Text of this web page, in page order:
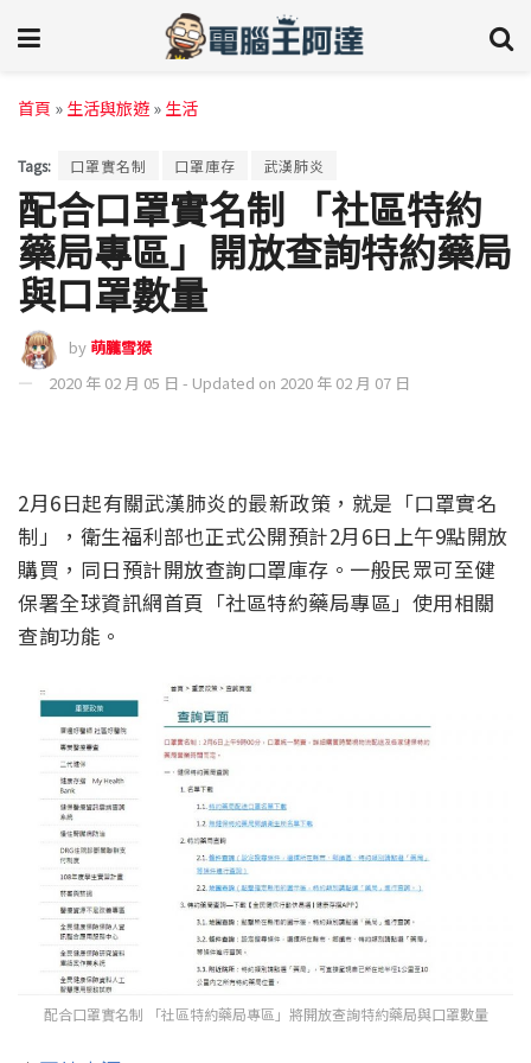
首頁 » 生活與旅遊 » 生活
Tags: 口罩實名制 口罩庫存 武漢肺炎
配合口罩實名制 「社區特約
藥局專區」開放查詢特約藥局
與口罩數量
by 萌朧雪猴
2020 年 02 月 05 日 - Updated on 2020 年 02 月 07 日
2月6日起有關武漢肺炎的最新政策，就是「口罩實名
制」，衛生福利部也正式公開預計2月6日上午9點開放
購買，同日預計開放查詢口罩庫存。一般民眾可至健
保署全球資訊網首頁「社區特約藥局專區」使用相關
查詢功能。
配合口罩實名制 「社區特約藥局專區」將開放查詢特約藥局與口罩數量